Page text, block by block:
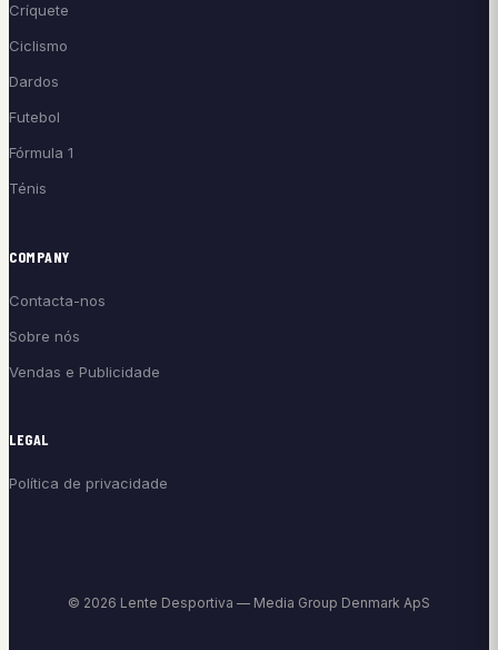
Críquete
Ciclismo
Dardos
Futebol
Fórmula 1
Ténis
COMPANY
Contacta-nos
Sobre nós
Vendas e Publicidade
LEGAL
Política de privacidade
© 2026 Lente Desportiva — Media Group Denmark ApS